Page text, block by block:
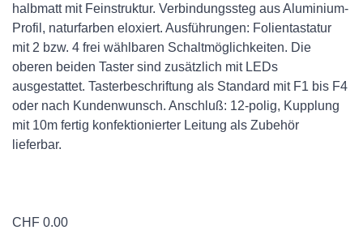
halbmatt mit Feinstruktur. Verbindungssteg aus Aluminium-
Profil, naturfarben eloxiert. Ausführungen: Folientastatur
mit 2 bzw. 4 frei wählbaren Schaltmöglichkeiten. Die
oberen beiden Taster sind zusätzlich mit LEDs
ausgestattet. Tasterbeschriftung als Standard mit F1 bis F4
oder nach Kundenwunsch. Anschluß: 12-polig, Kupplung
mit 10m fertig konfektionierter Leitung als Zubehör
lieferbar.
CHF 0.00